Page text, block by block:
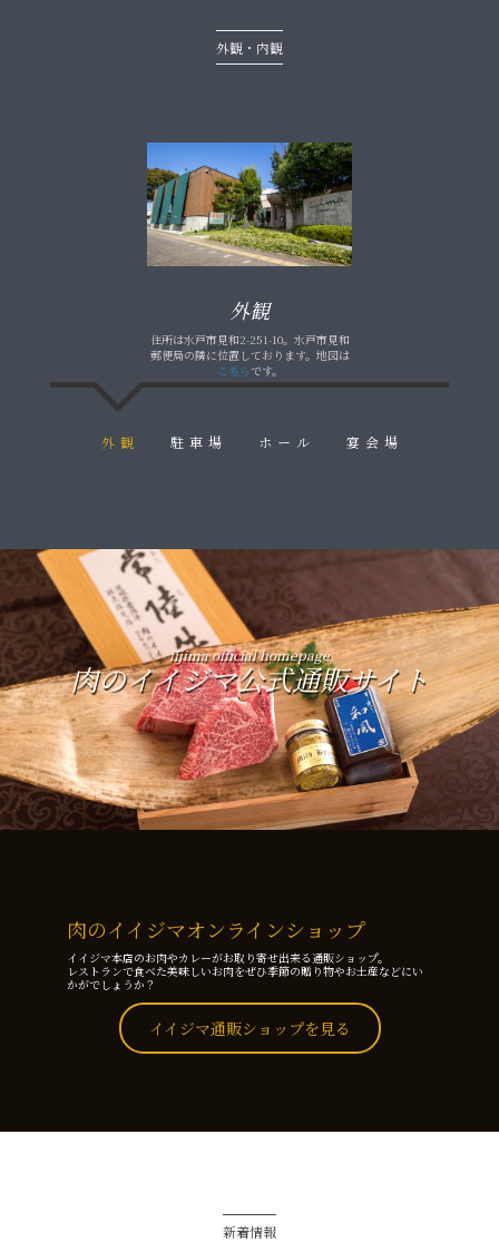
外観・内観
外観
住所は水戸市見和2-251-10。水戸市見和
郵便局の隣に位置しております。地図は
こちら です。
外観 駐車場 ホール 宴会場
iijima official homepage
肉のイイジマ公式通販サイト
肉のイイジマオンラインショップ
イイジマ本店のお肉やカレーがお取り寄せ出来る通販ショップ。
レストランで食べた美味しいお肉をぜひ季節の贈り物やお土産などにい
かがでしょうか？
イイジマ通販ショップを見る
新着情報